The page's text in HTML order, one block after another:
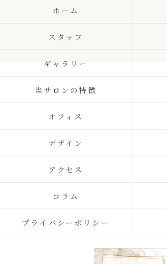
ホーム
スタッフ
ギャラリー
当サロンの特徴
オフィス
デザイン
アクセス
コラム
プライバシーポリシー